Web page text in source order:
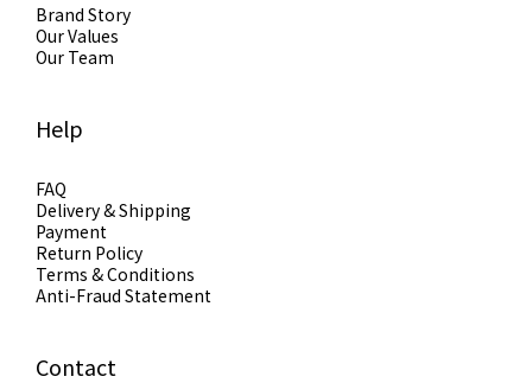
Brand Story
Our Values
Our Team
Help
FAQ
Delivery & Shipping
Payment
Return Policy
Terms & Conditions
Anti-Fraud Statement
Contact